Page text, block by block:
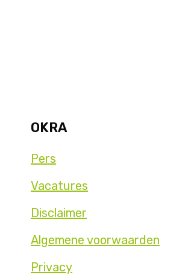
OKRA
Pers
Vacatures
Disclaimer
Algemene voorwaarden
Privacy